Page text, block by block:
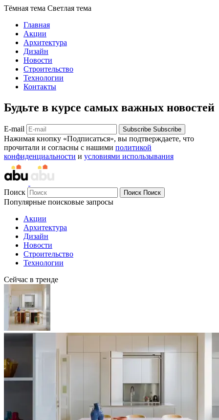
Тёмная тема Светлая тема
Главная
Акции
Архитектура
Дизайн
Новости
Строительство
Технологии
Контакты
Будьте в курсе самых важных новостей
E-mail Subscribe Subscribe
Нажимая кнопку «Подписаться», вы подтверждаете, что
прочитали и согласны с нашими политикой
конфиденциальности и условиями использывания
Поиск Поиск Поиск
Популярные поисковые запросы
Акции
Архитектура
Дизайн
Новости
Строительство
Технологии
Сейчас в тренде